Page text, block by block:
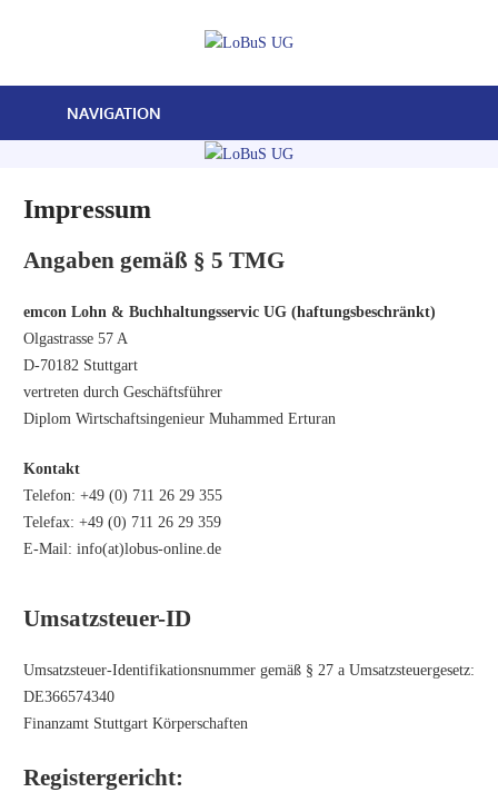
UG
NAVIGATION
Impressum
Angaben gemäß § 5 TMG
emcon Lohn & Buchhaltungsservic UG (haftungsbeschränkt)
Olgastrasse 57 A
D-70182 Stuttgart
vertreten durch Geschäftsführer
Diplom Wirtschaftsingenieur Muhammed Erturan
Kontakt
Telefon: +49 (0) 711 26 29 355
Telefax: +49 (0) 711 26 29 359
E-Mail: info(at)lobus-online.de
Umsatzsteuer-ID
Umsatzsteuer-Identifikationsnummer gemäß § 27 a Umsatzsteuergesetz:
DE366574340
Finanzamt Stuttgart Körperschaften
Registergericht: